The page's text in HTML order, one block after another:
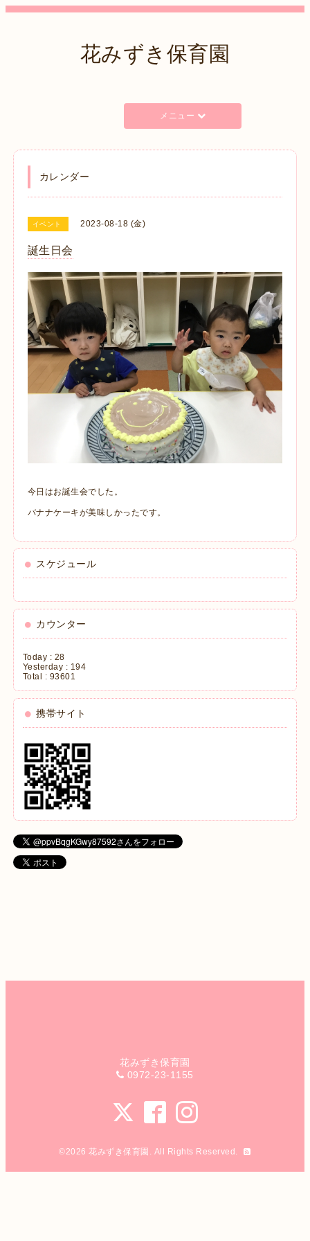
花みずき保育園
メニュー
カレンダー
イベント 2023-08-18 (金)
誕生日会
今日はお誕生会でした。
バナナケーキが美味しかったです。
スケジュール
カウンター
Today : 28
Yesterday : 194
Total : 93601
携帯サイト
花みずき保育園
0972-23-1155
©2026花みずき保育園 . All Rights Reserved.